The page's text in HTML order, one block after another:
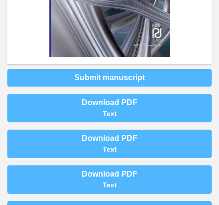
Submit manuscript
Download PDF
Text
Download PDF
Text
Download PDF
Text